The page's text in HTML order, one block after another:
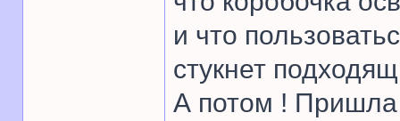
и что
стукнет
А потом !